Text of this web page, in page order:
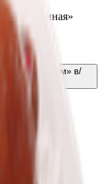
«Тминная»
и чесноком» в/